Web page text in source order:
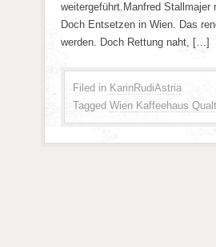
weitergeführt.Manfred Stallmajer
Doch Entsetzen in Wien. Das
werden. Doch Rettung naht, […]
Filed in KarinRudiAstria
Tagged Wien Kaffeehaus